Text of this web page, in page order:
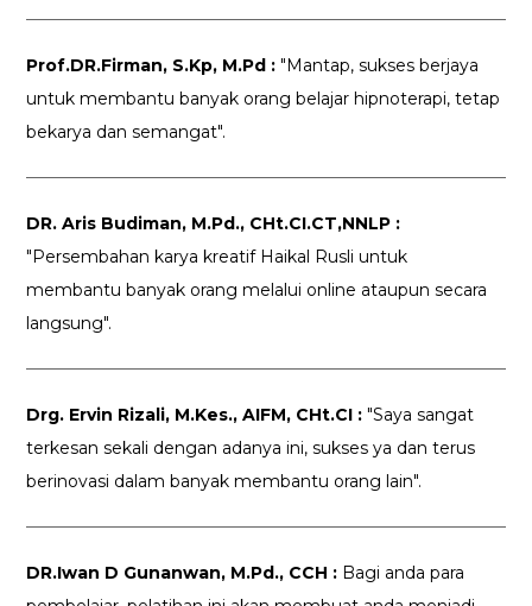
Prof.DR.Firman, S.Kp, M.Pd : "Mantap, sukses berjaya
untuk membantu banyak orang belajar hipnoterapi, tetap
bekarya dan semangat".
DR. Aris Budiman, M.Pd., CHt.CI.CT,NNLP :
"Persembahan karya kreatif Haikal Rusli untuk
membantu banyak orang melalui online ataupun secara
langsung".
Drg. Ervin Rizali, M.Kes., AIFM, CHt.CI : "Saya sangat
terkesan sekali dengan adanya ini, sukses ya dan terus
berinovasi dalam banyak membantu orang lain".
DR.Iwan D Gunanwan, M.Pd., CCH : Bagi anda para